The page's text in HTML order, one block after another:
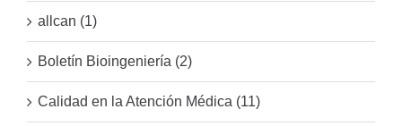
allcan (1)
Boletín Bioingeniería (2)
Calidad en la Atención Médica (11)